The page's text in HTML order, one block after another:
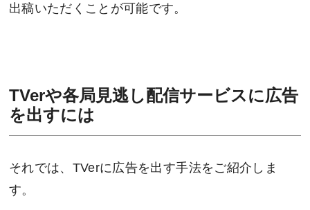
出稿いただくことが可能です。
TVerや各局見逃し配信サービスに広告
を出すには
それでは、TVerに広告を出す手法をご紹介しま
す。